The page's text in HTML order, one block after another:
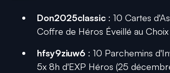
Don2025classic : 10 Cartes
Coffre de Héros Éveillé au
hfsy9ziuw6 : 10 Parchemins
5x 8h d'EXP Héros (25